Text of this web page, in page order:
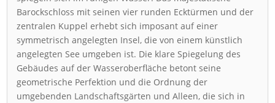
Barockschloss mit seinen vier runden Ecktürmen und der
zentralen Kuppel erhebt sich imposant auf einer
symmetrisch angelegten Insel, die von einem künstlich
angelegten See umgeben ist. Die klare Spiegelung des
Gebäudes auf der Wasseroberfläche betont seine
geometrische Perfektion und die Ordnung der
umgebenden Landschaftsgärten und Alleen, die sich in